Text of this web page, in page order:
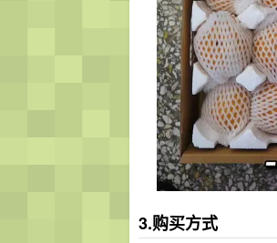
3.购买方式